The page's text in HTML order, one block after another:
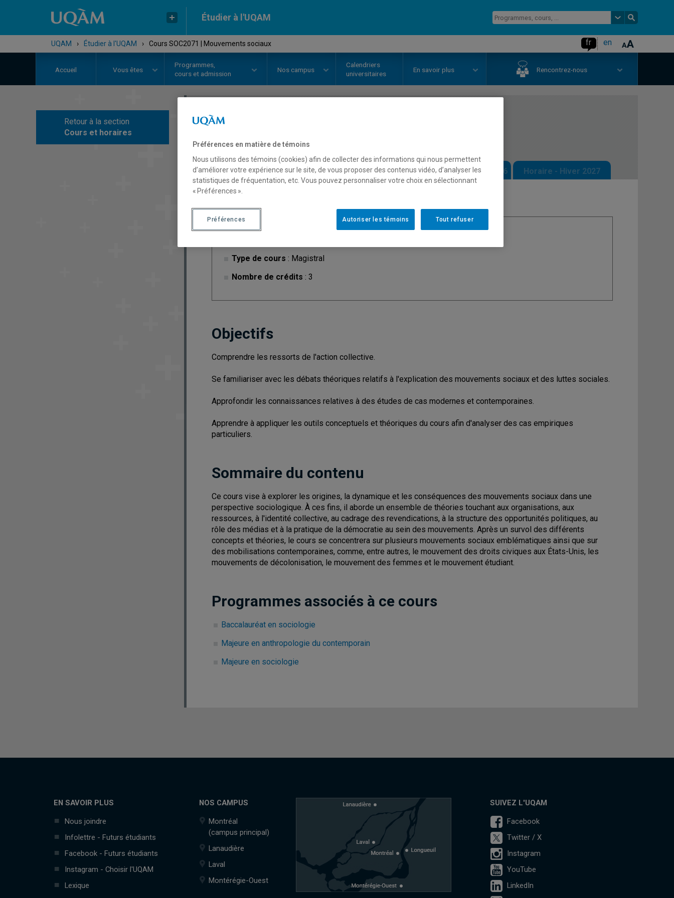
Étudier à l'UQAM
UQAM › Étudier à l'UQAM › Cours SOC2071 | Mouvements sociaux fr en
Accueil Vous êtes
Programmes,
cours et admission
Nos campus
Calendriers
universitaires
En savoir plus Rencontrez-nous
Retour à la section
Cours et horaires
Description Horaire - Été 2026 Horaire - Automne 2026 Horaire - Hiver 2027
Type de cours : Magistral
Nombre de crédits : 3
Objectifs
Comprendre les ressorts de l'action collective.
Se familiariser avec les débats théoriques relatifs à l'explication des mouvements sociaux et des luttes sociales.
Approfondir les connaissances relatives à des études de cas modernes et contemporaines.
Apprendre à appliquer les outils conceptuels et théoriques du cours afin d'analyser des cas empiriques
particuliers.
Sommaire du contenu
Ce cours vise à explorer les origines, la dynamique et les conséquences des mouvements sociaux dans une
perspective sociologique. À ces fins, il aborde un ensemble de théories touchant aux organisations, aux
ressources, à l'identité collective, au cadrage des revendications, à la structure des opportunités politiques, au
rôle des médias et à la pratique de la démocratie au sein des mouvements. Après un survol des différents
concepts et théories, le cours se concentrera sur plusieurs mouvements sociaux emblématiques ainsi que sur
des mobilisations contemporaines, comme, entre autres, le mouvement des droits civiques aux États-Unis, les
mouvements de décolonisation, le mouvement des femmes et le mouvement étudiant.
Programmes associés à ce cours
Baccalauréat en sociologie
Majeure en anthropologie du contemporain
Majeure en sociologie
EN SAVOIR PLUS
Nous joindre
Infolettre - Futurs étudiants
Facebook - Futurs étudiants
Instagram - Choisir l'UQAM
Lexique
NOS CAMPUS
Montréal
(campus principal)
Lanaudière
Laval
Montérégie-Ouest
SUIVEZ L'UQAM
Facebook
Twitter / X
Instagram
YouTube
LinkedIn
Préférences en matière de témoins
Nous utilisons des témoins (cookies) afin de collecter des informations qui nous permettent
d’améliorer votre expérience sur le site, de vous proposer des contenus vidéo, d’analyser les
statistiques de fréquentation, etc. Vous pouvez personnaliser votre choix en sélectionnant
« Préférences ».
Tout refuser
Autoriser les témoins
Préférences